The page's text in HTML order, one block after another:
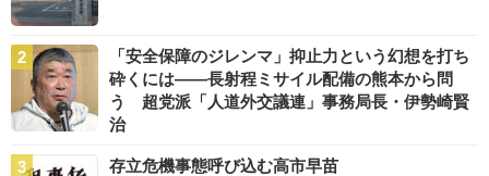
「安全保障のジレンマ」抑止力という幻想を打ち
砕くには――長射程ミサイル配備の熊本から問
う 超党派「人道外交議連」事務局長・伊勢崎賢
治
存立危機事態呼び込む高市早苗